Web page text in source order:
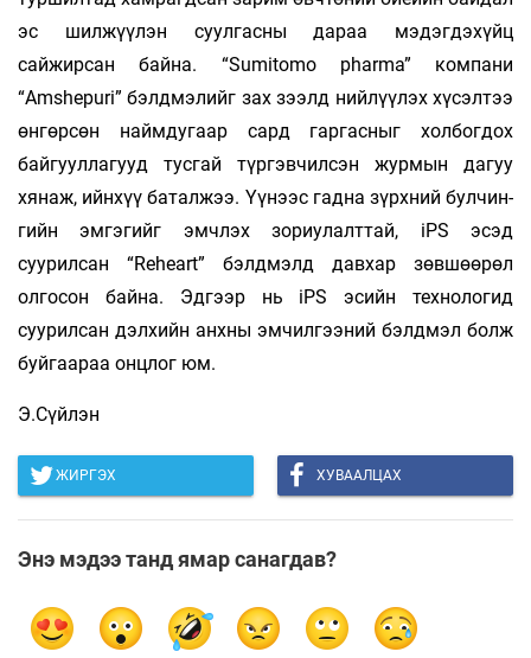
эс шилжүүлэн суулгасны дараа мэдэгдэ­­хүйц
сайжирсан байна. “Sumitomo рharma” компани
“Amshepuri” бэлд­мэлийг зах зээлд нийлүүлэх хүсэлтээ
өнгөрсөн наймдугаар сард гаргасныг холбогдох
байгууллагууд тусгай түргэвчилсэн журмын дагуу
хянаж, ийнхүү баталжээ. Үүнээс гадна зүрхний булчин­­­­
гийн эмгэгийг эмчлэх зориулалттай, iPS эсэд
суурилсан “Reheart” бэлдмэлд давхар зөвшөөрөл
олгосон байна. Эдгээр нь iPS эсийн технологид
суурилсан дэлхийн анхны эмчилгээний бэлдмэл болж
буйгаараа онцлог юм.
Э.Сүйлэн
ЖИРГЭХ ХУВААЛЦАХ
Энэ мэдээ танд ямар санагдав?